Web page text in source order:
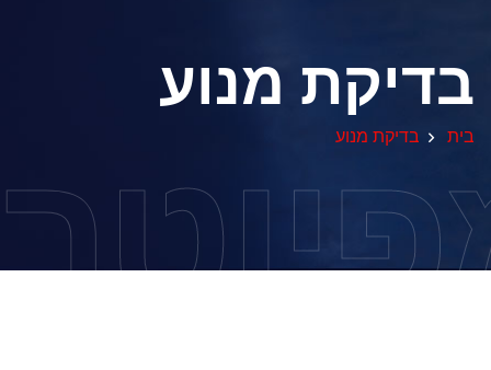
בדיקת מנוע
בית בדיקת מנוע